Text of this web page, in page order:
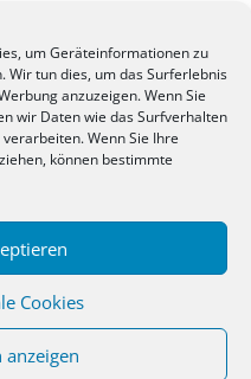
um Geräteinformationen zu
tun dies, um das Surferlebnis
anzuzeigen. Wenn Sie
wir Daten wie das Surfverhalten
Wenn Sie Ihre
können bestimmte
Cookies
anzeigen